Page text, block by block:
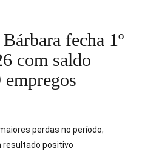
fecha 1º
com saldo
perdas no período;
resultado positivo